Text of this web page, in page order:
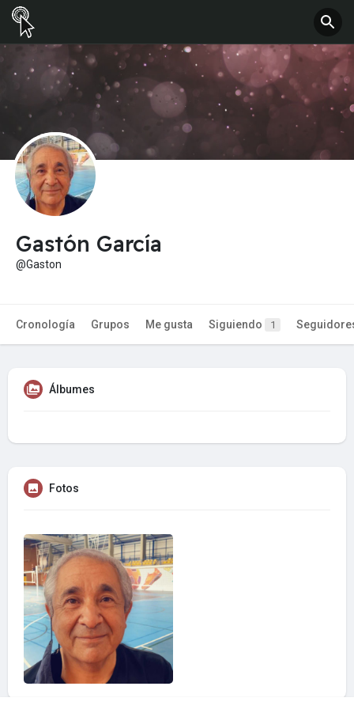
Gastón García
@Gaston
Cronología Grupos Me gusta Siguiendo 1
Álbumes
Fotos